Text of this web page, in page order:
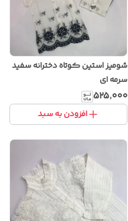
شومیز استین کوتاه دخترانه سفید
سرمه ای
۵۲۵٬۰۰۰
افزودن به سبد